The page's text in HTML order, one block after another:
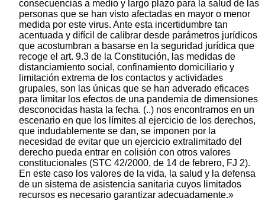
consecuencias a medio y largo plazo para la salud de las
personas que se han visto afectadas en mayor o menor
medida por este virus. Ante esta incertidumbre tan
acentuada y difícil de calibrar desde parámetros jurídicos
que acostumbran a basarse en la seguridad jurídica que
recoge el art. 9.3 de la Constitución, las medidas de
distanciamiento social, confinamiento domiciliario y
limitación extrema de los contactos y actividades
grupales, son las únicas que se han adverado eficaces
para limitar los efectos de una pandemia de dimensiones
desconocidas hasta la fecha. (..) nos encontramos en un
escenario en que los límites al ejercicio de los derechos,
que indudablemente se dan, se imponen por la
necesidad de evitar que un ejercicio extralimitado del
derecho pueda entrar en colisión con otros valores
constitucionales (STC 42/2000, de 14 de febrero, FJ 2).
En este caso los valores de la vida, la salud y la defensa
de un sistema de asistencia sanitaria cuyos limitados
recursos es necesario garantizar adecuadamente.»